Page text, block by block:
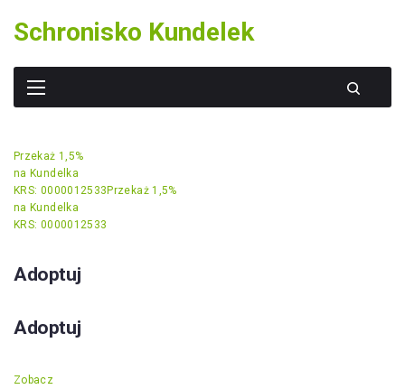
content
Schronisko Kundelek
Przekaż 1,5%
na Kundelka
KRS: 0000012533 Przekaż 1,5%
na Kundelka
KRS: 0000012533
Adoptuj
Adoptuj
Zobacz